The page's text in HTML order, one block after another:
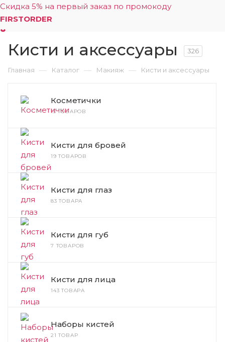
Скидка 5% на первый заказ по промокоду
FIRSTORDER
Кисти и аксессуары 326
Главная — Каталог — Макияж — Кисти и аксессуары
Косметички
15 ТОВАРОВ
Кисти для бровей
19 ТОВАРОВ
Кисти для глаз
83 ТОВАРА
Кисти для губ
7 ТОВАРОВ
Кисти для лица
143 ТОВАРА
Наборы кистей
21 ТОВАР